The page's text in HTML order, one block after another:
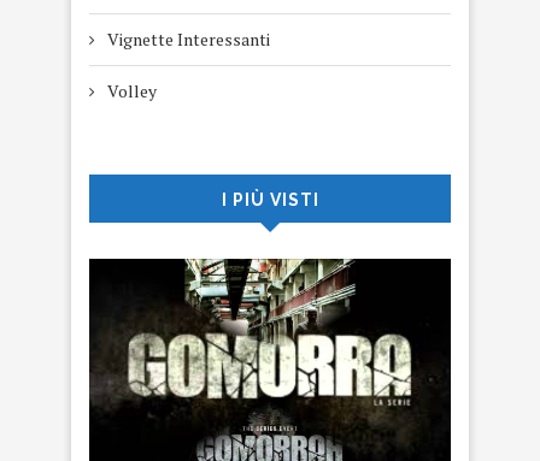
Vignette Interessanti
Volley
I PIÙ VISTI